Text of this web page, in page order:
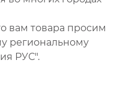
вам товара просим
региональному
РУС".